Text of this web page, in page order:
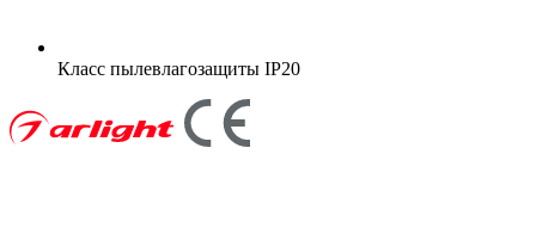
Класс пылевлагозащиты IP20